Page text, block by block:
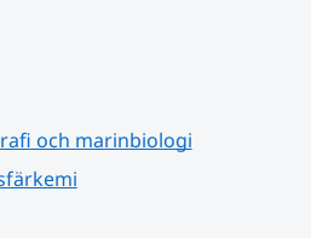
webbplats.
och marinbiologi